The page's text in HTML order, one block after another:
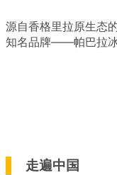
源自香格里拉原生态
知名品牌——帕巴拉
走遍中国